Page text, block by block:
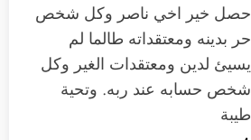
حصل خير اخي ناصر وكل شخص
حر بدينه ومعتقداته طالما لم
يسيئ لدين ومعتقدات الغير وكل
شخص حسابه عند ربه. وتحية
طيبة